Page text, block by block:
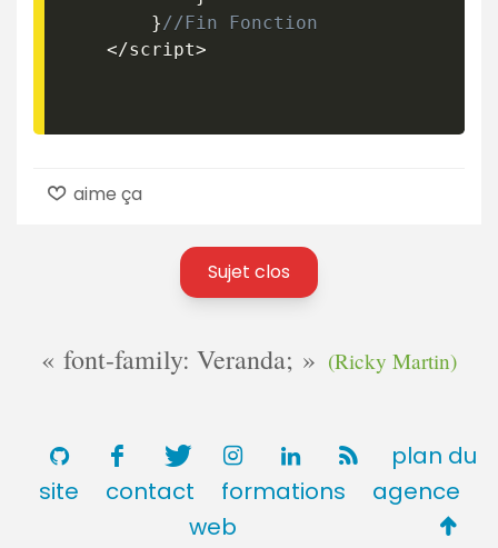
} //Fin Fonction
</script>
aime ça
Sujet clos
font-family: Veranda; (Ricky Martin)
plan du
site
contact formations
agence
web